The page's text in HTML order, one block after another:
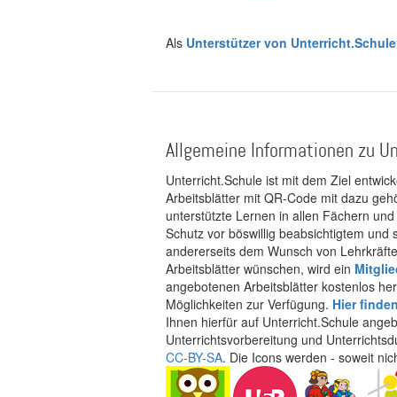
Als Unterstützer von Unterricht.Schule
Allgemeine Informationen zu
Unterricht.Schule ist mit dem Ziel
Arbeitsblätter mit QR-Code mit dazu
unterstützte Lernen in allen Fächern
Schutz vor böswillig beabsichtigtem
andererseits dem Wunsch von
Arbeitsblätter wünschen, wird ein
angebotenen Arbeitsblätter kostenlos
Möglichkeiten zur Verfügung. Hier
Ihnen hierfür auf Unterricht.Schule
Unterrichtsvorbereitung und
CC-BY-SA. Die Icons werden - soweit